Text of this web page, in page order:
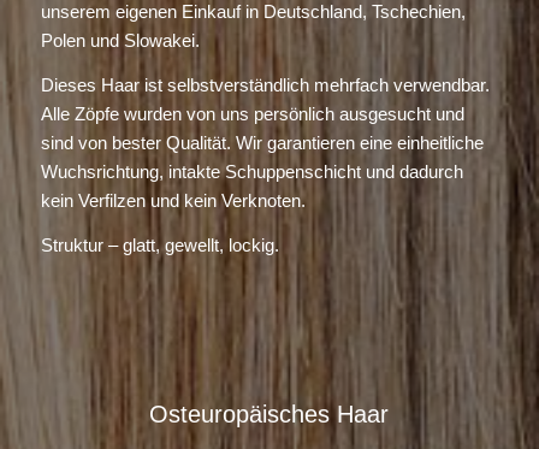
unserem eigenen Einkauf in Deutschland, Tschechien,
Polen und Slowakei.
Dieses Haar ist selbstverständlich mehrfach verwendbar.
Alle Zöpfe wurden von uns persönlich ausgesucht und
sind von bester Qualität. Wir garantieren eine einheitliche
Wuchsrichtung, intakte Schuppenschicht und dadurch
kein Verfilzen und kein Verknoten.
Struktur – glatt, gewellt, lockig.
Osteuropäisches Haar